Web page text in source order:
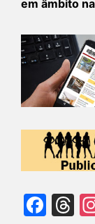
em âmbito